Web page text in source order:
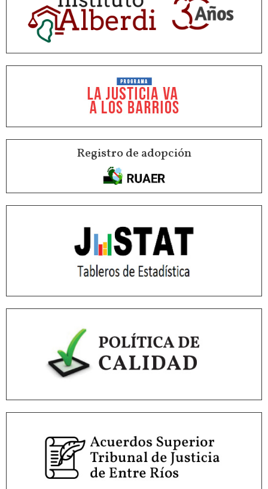
Registro de adopción